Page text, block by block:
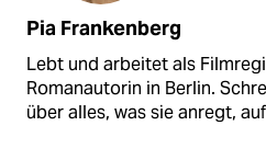
Pia Frankenberg
Lebt und arbeitet als
Romanautorin in Berlin.
über alles, was sie anregt,